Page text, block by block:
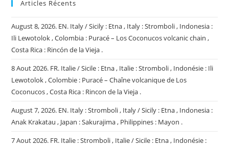
Articles Récents
August 8, 2026. EN. Italy / Sicily : Etna , Italy : Stromboli , Indonesia :
Ili Lewotolok , Colombia : Puracé – Los Coconucos volcanic chain ,
Costa Rica : Rincón de la Vieja .
8 Aout 2026. FR. Italie / Sicile : Etna , Italie : Stromboli , Indonésie : Ili
Lewotolok , Colombie : Puracé – Chaîne volcanique de Los
Coconucos , Costa Rica : Rincon de la Vieja .
August 7, 2026. EN. Italy : Stromboli , Italy / Sicily : Etna , Indonesia :
Anak Krakatau , Japan : Sakurajima , Philippines : Mayon .
7 Aout 2026. FR. Italie : Stromboli , Italie / Sicile : Etna , Indonésie :